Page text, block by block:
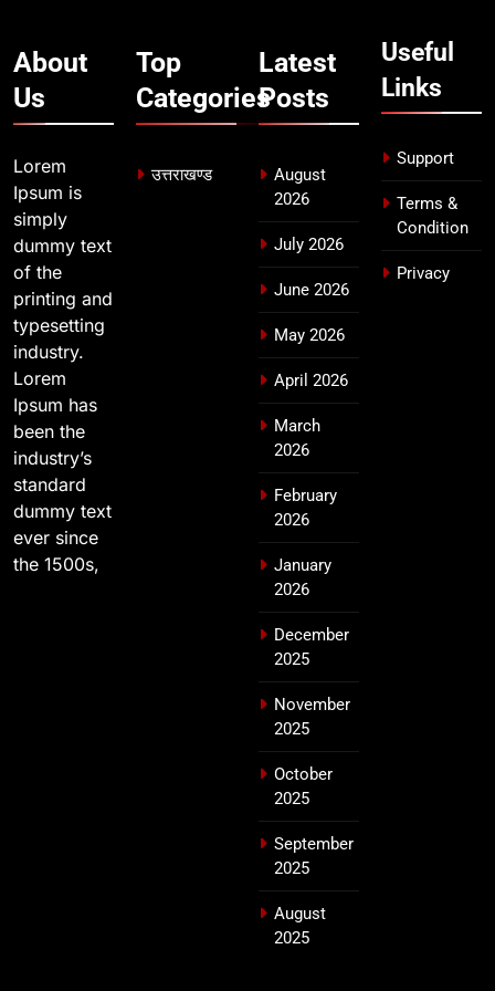
का डीएम ने किया निरीक्षण; समयबद्ध एवं
गुणवत्तापूर्ण निर्माण सुनिश्चित करने के
निर्देश, सुरक्षा मानकों से कोई समझौता
About
Us
Lorem
Ipsum is
simply
dummy text
of the
printing and
typesetting
industry.
Lorem
Ipsum has
been the
industry’s
standard
dummy text
ever since
the 1500s,
Top
Categories
उत्तराखण्ड
Latest
Posts
August
2026
July 2026
June 2026
May 2026
April 2026
March
2026
February
2026
January
2026
December
2025
November
2025
October
2025
September
2025
August
2025
Useful
Links
Support
Terms &
Condition
Privacy